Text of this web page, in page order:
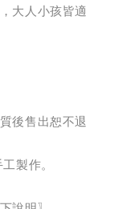
大人小孩皆適
後售出恕不退
製作。